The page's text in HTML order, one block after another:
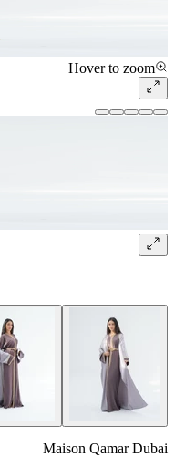
Hover to zoom
Maison Qamar Dubai